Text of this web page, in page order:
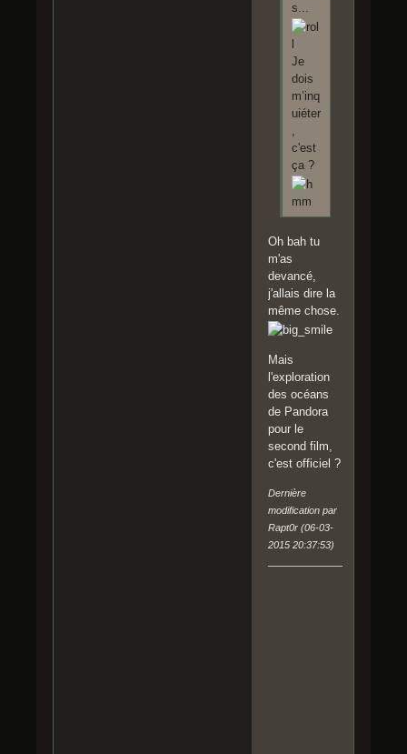
s...
Je
dois
m’inq
uiéter
,
c'est
ça ?
Oh bah tu
m'as
devancé,
j'allais dire la
même chose.
Mais
l'exploration
des océans
de Pandora
pour le
second film,
c'est officiel ?
Dernière
modification par
Rapt0r (06-03-
2015 20:37:53)